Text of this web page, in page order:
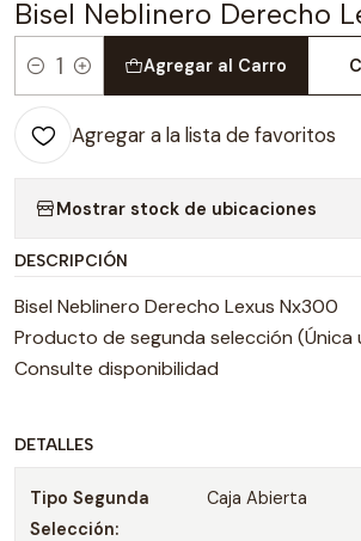
Bisel Neblinero Derecho
Cantidad
Agregar al Carro
Agregar a la lista de favoritos
Mostrar stock de ubicaciones
DESCRIPCIÓN
Bisel Neblinero Derecho Lexus Nx300
Producto de segunda selección (Única
Consulte disponibilidad
DETALLES
Tipo Segunda
Selección:
Caja Abierta